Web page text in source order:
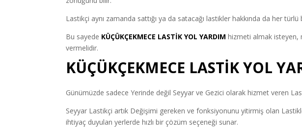
Lastikçi aynı zamanda sattığı ya da satacağı lastikler hakkında da her türlü
Bu sayede KÜÇÜKÇEKMECE LASTİK YOL YARDIMhizmeti almak isteyen,
vermelidir.
KÜÇÜKÇEKMECE LASTİK YOL
Günümüzde sadece Yerinde değil Seyyar ve Gezici olarak hizmet veren
Seyyar Lastikçi artık Değişimi gereken ve fonksiyonunu yitirmiş olan
ihtiyaç duyulan yerlerde hızlı bir çözüm seçeneği sunar.